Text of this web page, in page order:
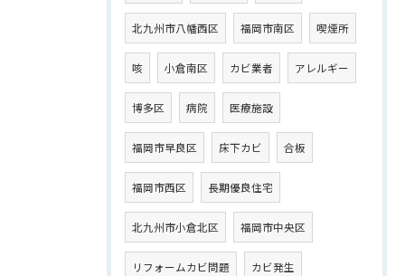
北九州市八幡西区 福岡市南区 喫煙所
咳 小倉南区 カビ業者 アレルギー
博多区 病院 医療施設
福岡市早良区 床下カビ 合板
福岡市西区 長期優良住宅
北九州市小倉北区 福岡市中央区
リフォームカビ問題 カビ発生